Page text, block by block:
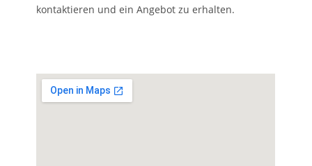
kontaktieren und ein Angebot zu erhalten.